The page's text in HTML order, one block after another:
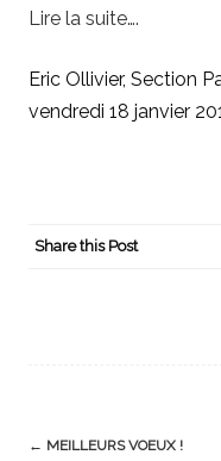
Lire la suite….
Eric Ollivier, Section
vendredi 18 janvier
Share this Post
Post
← MEILLEURS VOEUX !